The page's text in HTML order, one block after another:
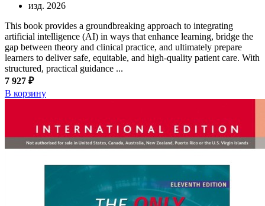
изд. 2026
This book provides a groundbreaking approach to integrating
artificial intelligence (AI) in ways that enhance learning, bridge the
gap between theory and clinical practice, and ultimately prepare
learners to deliver safe, equitable, and high-quality patient care. With
structured, practical guidance ...
7 927 ₽
В корзину